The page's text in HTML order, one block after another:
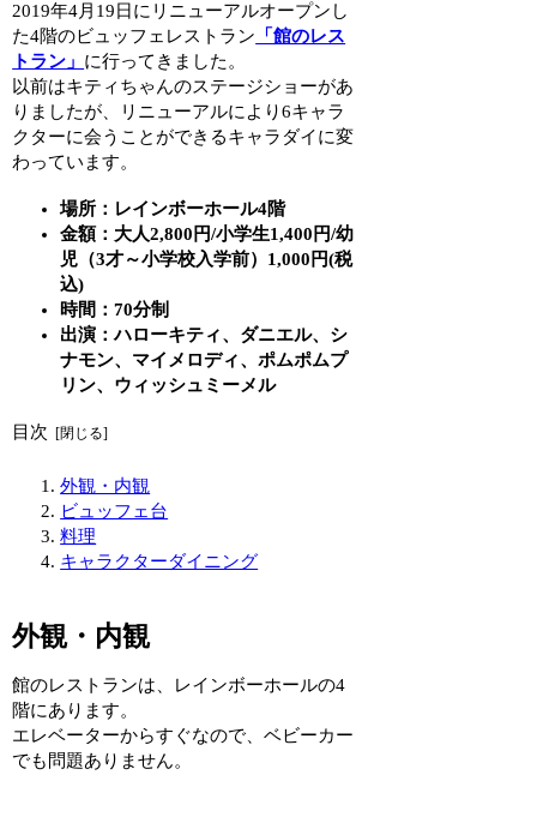
2019年4月19日にリニューアルオープンし
た4階のビュッフェレストラン 「館のレス
トラン」 に行ってきました。
以前はキティちゃんのステージショーがあ
りましたが、リニューアルにより6キャラ
クターに会うことができるキャラダイに変
わっています。
場所：レインボーホール4階
金額：大人2,800円/小学生1,400円/幼
児（3才～小学校入学前）1,000円(税
込)
時間：70分制
出演：ハローキティ、ダニエル、シ
ナモン、マイメロディ、ポムポムプ
リン、ウィッシュミーメル
目次
外観・内観
ビュッフェ台
料理
キャラクターダイニング
外観・内観
館のレストランは、レインボーホールの4
階にあります。
エレベーターからすぐなので、ベビーカー
でも問題ありません。